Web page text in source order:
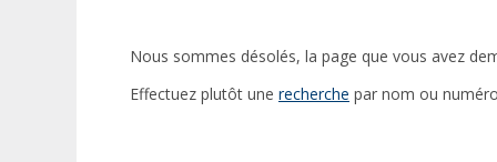
Nous sommes désolés, la page que vous avez
Effectuez plutôt une recherche par nom ou